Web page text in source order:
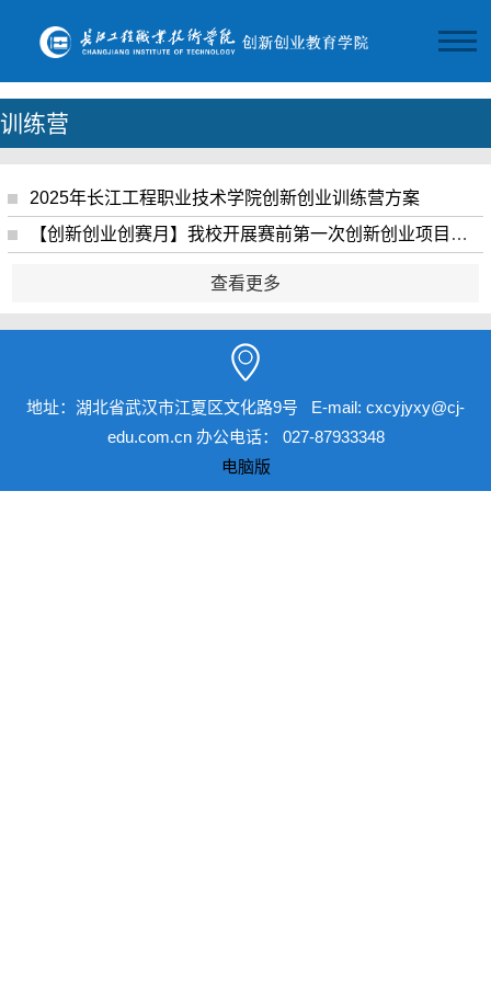
训练营
2025年长江工程职业技术学院创新创业训练营方案
【创新创业创赛月】我校开展赛前第一次创新创业项目指导会
查看更多
地址：湖北省武汉市江夏区文化路9号 E-mail: cxcyjyxy@cj-
edu.com.cn 办公电话： 027-87933348
电脑版